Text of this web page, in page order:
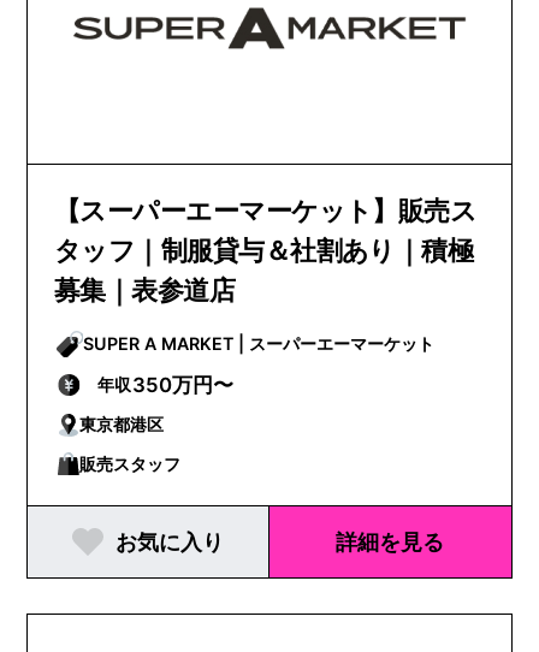
【スーパーエーマーケット】販売ス
タッフ｜制服貸与＆社割あり｜積極
募集｜表参道店
SUPER A MARKET | スーパーエーマーケット
年収350万円〜
東京都港区
販売スタッフ
お気に入り 詳細を見る